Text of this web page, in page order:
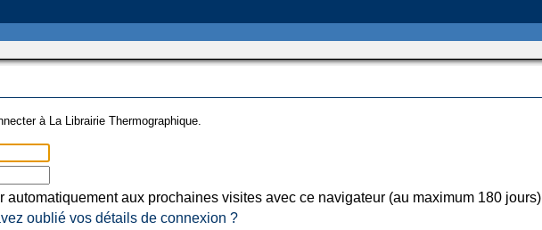
à La Librairie Thermographique.
automatiquement aux prochaines visites avec ce navigateur (au maximum 180 jours)
oublié vos détails de connexion ?